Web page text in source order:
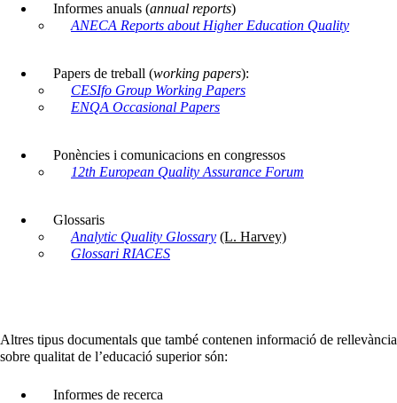
Informes anuals (annual reports)
ANECA Reports about Higher Education Quality
Papers de treball (working papers):
CESIfo Group Working Papers
ENQA Occasional Papers
Ponències i comunicacions en congressos
12th European Quality Assurance Forum
Glossaris
Analytic Quality Glossary (L. Harvey)
Glossari RIACES
Altres tipus documentals que també contenen informació de rellevància
sobre qualitat de l’educació superior són:
Informes de recerca